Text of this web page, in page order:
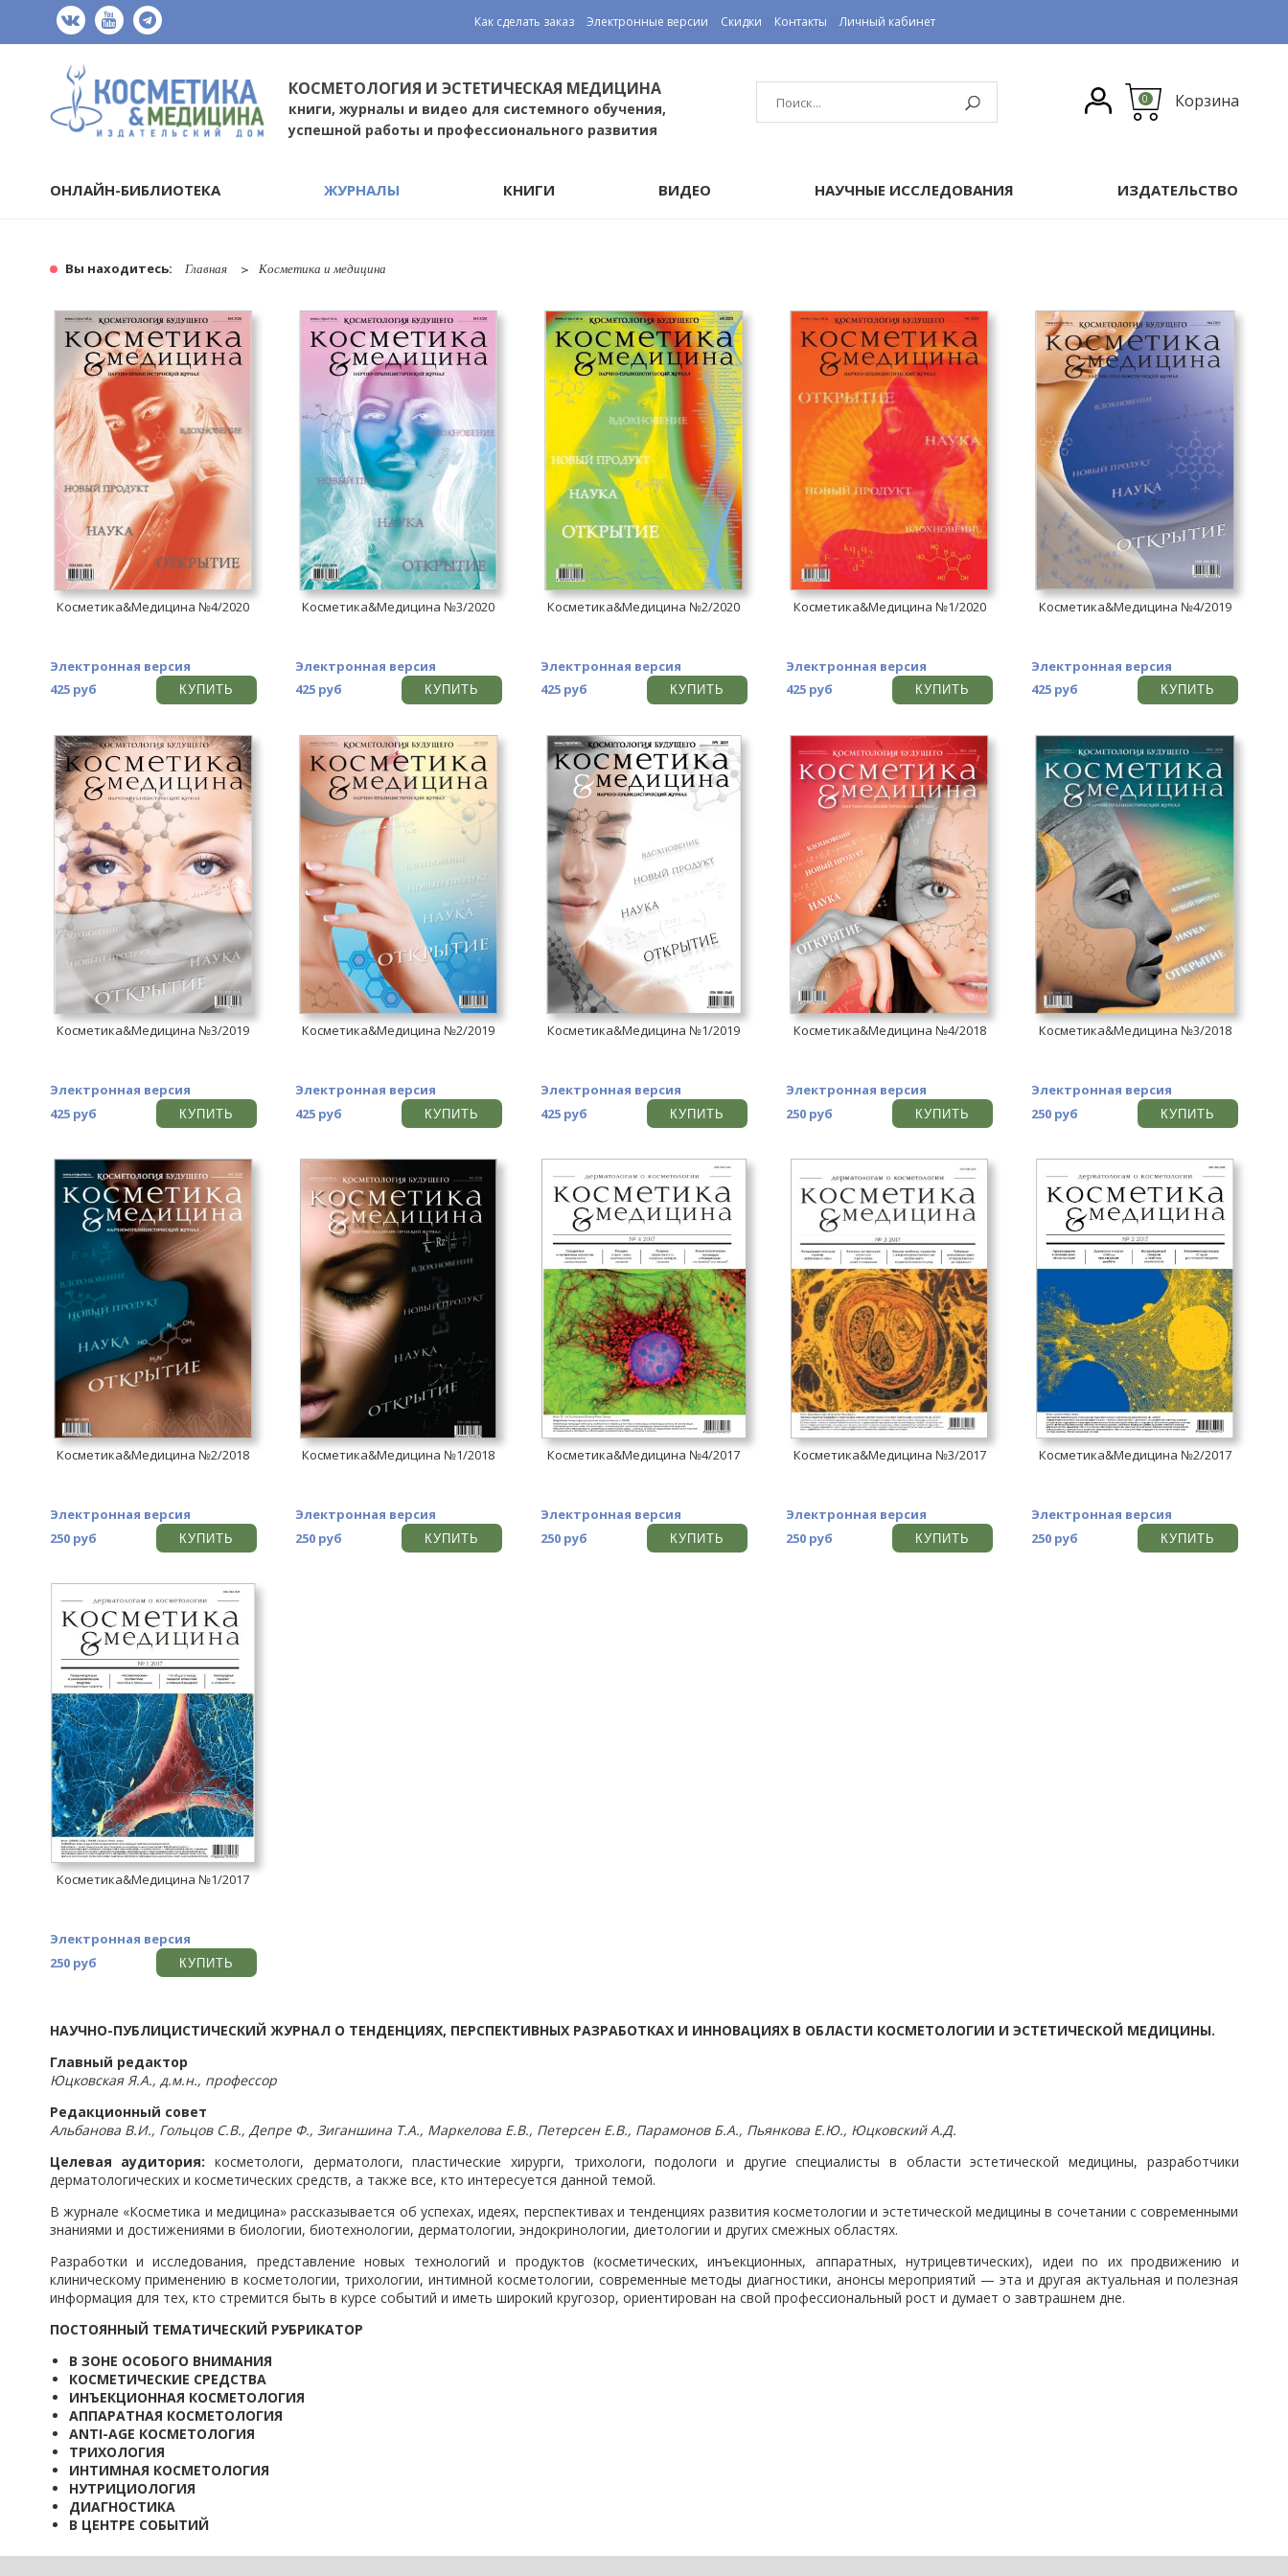
Как сделать заказ Электронные версии Скидки Контакты Личный кабинет
КОСМЕТОЛОГИЯ И ЭСТЕТИЧЕСКАЯ МЕДИЦИНА
книги, журналы и видео для системного обучения,
успешной работы и профессионального развития
0 Корзина
ОНЛАЙН-БИБЛИОТЕКА ЖУРНАЛЫ КНИГИ ВИДЕО НАУЧНЫЕ ИССЛЕДОВАНИЯ ИЗДАТЕЛЬСТВО
Вы находитесь: Главная Косметика и медицина
Косметика&Медицина №4/2020
Электронная версия
425 руб
КУПИТЬ
Косметика&Медицина №3/2020
Электронная версия
425 руб
КУПИТЬ
Косметика&Медицина №2/2020
Электронная версия
425 руб
КУПИТЬ
Косметика&Медицина №1/2020
Электронная версия
425 руб
КУПИТЬ
Косметика&Медицина №4/2019
Электронная версия
425 руб
КУПИТЬ
Косметика&Медицина №3/2019
Электронная версия
425 руб
КУПИТЬ
Косметика&Медицина №2/2019
Электронная версия
425 руб
КУПИТЬ
Косметика&Медицина №1/2019
Электронная версия
425 руб
КУПИТЬ
Косметика&Медицина №4/2018
Электронная версия
250 руб
КУПИТЬ
Косметика&Медицина №3/2018
Электронная версия
250 руб
КУПИТЬ
Косметика&Медицина №2/2018
Электронная версия
250 руб
КУПИТЬ
Косметика&Медицина №1/2018
Электронная версия
250 руб
КУПИТЬ
Косметика&Медицина №4/2017
Электронная версия
250 руб
КУПИТЬ
Косметика&Медицина №3/2017
Электронная версия
250 руб
КУПИТЬ
Косметика&Медицина №2/2017
Электронная версия
250 руб
КУПИТЬ
Косметика&Медицина №1/2017
Электронная версия
250 руб
КУПИТЬ
НАУЧНО-ПУБЛИЦИСТИЧЕСКИЙ ЖУРНАЛ О ТЕНДЕНЦИЯХ, ПЕРСПЕКТИВНЫХ РАЗРАБОТКАХ И ИННОВАЦИЯХ В ОБЛАСТИ КОСМЕТОЛОГИИ И ЭСТЕТИЧЕСКОЙ МЕДИЦИНЫ.
Главный редактор
Юцковская Я.А., д.м.н., профессор
Редакционный совет
Альбанова В.И., Гольцов С.В., Депре Ф., Зиганшина Т.А., Маркелова Е.В., Петерсен Е.В., Парамонов Б.А., Пьянкова Е.Ю., Юцковский А.Д.
Целевая аудитория: косметологи, дерматологи, пластические хирурги, трихологи, подологи и другие специалисты в области эстетической медицины, разработчики
дерматологических и косметических средств, а также все, кто интересуется данной темой.
В журнале «Косметика и медицина» рассказывается об успехах, идеях, перспективах и тенденциях развития косметологии и эстетической медицины в сочетании с современными
знаниями и достижениями в биологии, биотехнологии, дерматологии, эндокринологии, диетологии и других смежных областях.
Разработки и исследования, представление новых технологий и продуктов (косметических, инъекционных, аппаратных, нутрицевтических), идеи по их продвижению и
клиническому применению в косметологии, трихологии, интимной косметологии, современные методы диагностики, анонсы мероприятий — эта и другая актуальная и полезная
информация для тех, кто стремится быть в курсе событий и иметь широкий кругозор, ориентирован на свой профессиональный рост и думает о завтрашнем дне.
ПОСТОЯННЫЙ ТЕМАТИЧЕСКИЙ РУБРИКАТОР
В ЗОНЕ ОСОБОГО ВНИМАНИЯ
КОСМЕТИЧЕСКИЕ СРЕДСТВА
ИНЪЕКЦИОННАЯ КОСМЕТОЛОГИЯ
АППАРАТНАЯ КОСМЕТОЛОГИЯ
ANTI-AGE КОСМЕТОЛОГИЯ
ТРИХОЛОГИЯ
ИНТИМНАЯ КОСМЕТОЛОГИЯ
НУТРИЦИОЛОГИЯ
ДИАГНОСТИКА
В ЦЕНТРЕ СОБЫТИЙ